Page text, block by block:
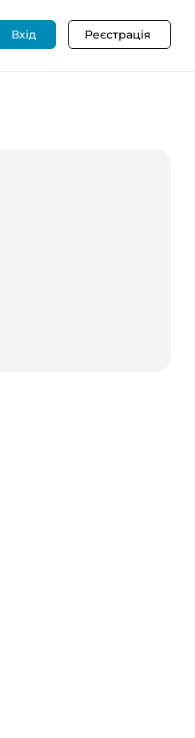
Вхід Реєстрація